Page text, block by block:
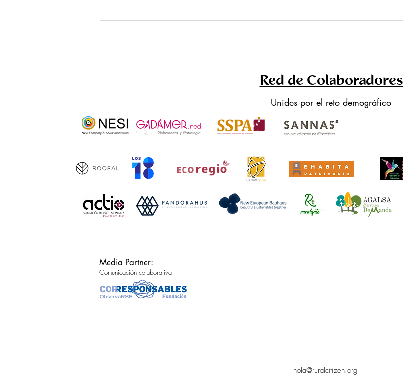
Red de Colaboradores
Unidos por el reto demográfico
Media Partner:
Comunicación colaborativa
hola@ruralcitizen.org